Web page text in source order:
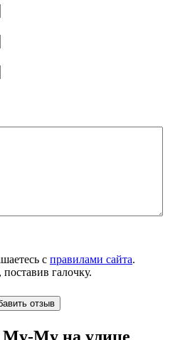
с правилами сайта.
галочку.
отзыв